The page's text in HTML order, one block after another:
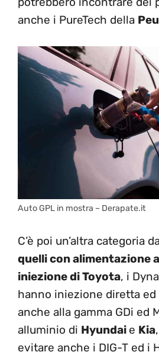
anche i PureTech della
Auto GPL in mostra – Derapate.it
C’è poi un’altra categoria
quelli con alimentazione
iniezione di Toyota, i
hanno iniezione diretta
anche alla gamma GDi ed
alluminio di Hyundai e Kia
evitare anche i DIG-T ed i